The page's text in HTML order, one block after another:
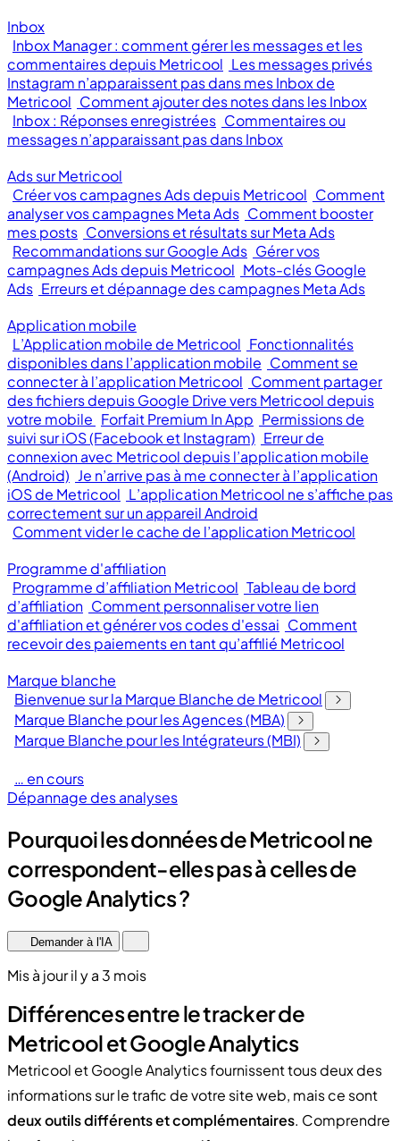
Inbox
Inbox Manager : comment gérer les messages et les
commentaires depuis Metricool Les messages privés
Instagram n’apparaissent pas dans mes Inbox de
Metricool Comment ajouter des notes dans les Inbox
Inbox : Réponses enregistrées Commentaires ou
messages n’apparaissant pas dans Inbox
Ads sur Metricool
Créer vos campagnes Ads depuis Metricool Comment
analyser vos campagnes Meta Ads Comment booster
mes posts Conversions et résultats sur Meta Ads
Recommandations sur Google Ads Gérer vos
campagnes Ads depuis Metricool Mots-clés Google
Ads Erreurs et dépannage des campagnes Meta Ads
Application mobile
L’Application mobile de Metricool Fonctionnalités
disponibles dans l’application mobile Comment se
connecter à l’application Metricool Comment partager
des fichiers depuis Google Drive vers Metricool depuis
votre mobile Forfait Premium In App Permissions de
suivi sur iOS (Facebook et Instagram) Erreur de
connexion avec Metricool depuis l’application mobile
(Android) Je n’arrive pas à me connecter à l’application
iOS de Metricool L’application Metricool ne s’affiche pas
correctement sur un appareil Android
Comment vider le cache de l’application Metricool
Programme d'affiliation
Programme d’affiliation Metricool Tableau de bord
d’affiliation Comment personnaliser votre lien
d'affiliation et générer vos codes d'essai Comment
recevoir des paiements en tant qu’affilié Metricool
Marque blanche
Bienvenue sur la Marque Blanche de Metricool
Marque Blanche pour les Agences (MBA)
Marque Blanche pour les Intégrateurs (MBI)
… en cours
Dépannage des analyses
Pourquoi les données de Metricool ne
correspondent-elles pas à celles de
Google Analytics ?
Demander à l'IA
Mis à jour il y a 3 mois
Différences entre le tracker de
Metricool et Google Analytics
Metricool et Google Analytics fournissent tous deux des
informations sur le trafic de votre site web, mais ce sont
deux outils différents et complémentaires. Comprendre